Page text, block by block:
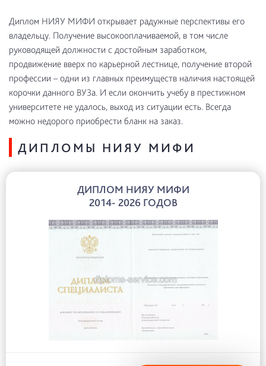
Диплом НИЯУ МИФИ открывает радужные перспективы его
владельцу. Получение высокооплачиваемой, в том числе
руководящей должности с достойным заработком,
продвижение вверх по карьерной лестнице, получение второй
профессии – одни из главных преимуществ наличия настоящей
корочки данного ВУЗа. И если окончить учебу в престижном
университете не удалось, выход из ситуации есть. Всегда
можно недорого приобрести бланк на заказ.
ДИПЛОМЫ НИЯУ МИФИ
ДИПЛОМ НИЯУ МИФИ
2014- 2026 ГОДОВ